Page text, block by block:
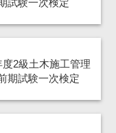
験一次検定
2級土木施工管理
期試験一次検定